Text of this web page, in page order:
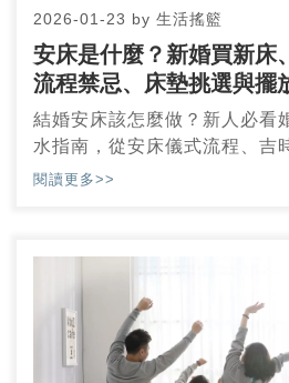
2026-01-23 by 生活搖籃
安床是什麼？新婚買新床
流程禁忌、床墊挑選與擺
結婚安床該怎麼做？新人必看
水指南，從安床儀式流程、吉
次搞懂。
閱讀更多>>